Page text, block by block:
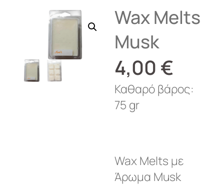
Wax Melts
Musk
4,00 €
Καθαρό βάρος:
75 gr
Wax Melts με
Άρωμα Musk